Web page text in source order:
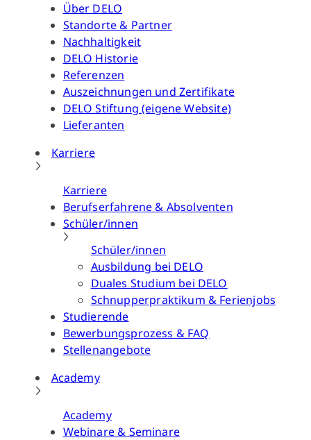
Über DELO
Standorte & Partner
Nachhaltigkeit
DELO Historie
Referenzen
Auszeichnungen und Zertifikate
DELO Stiftung (eigene Website)
Lieferanten
Karriere
Karriere
Berufserfahrene & Absolventen
Schüler/innen
Schüler/innen
Ausbildung bei DELO
Duales Studium bei DELO
Schnupperpraktikum & Ferienjobs
Studierende
Bewerbungsprozess & FAQ
Stellenangebote
Academy
Academy
Webinare & Seminare